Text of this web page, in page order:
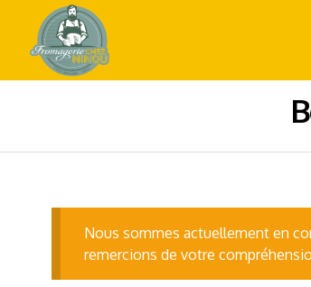
Nous sommes actuellement en
remercions de votre